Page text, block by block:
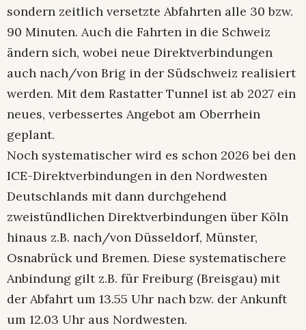
sondern zeitlich versetzte Abfahrten alle 30 bzw.
90 Minuten. Auch die Fahrten in die Schweiz
ändern sich, wobei neue Direkt­verbindungen
auch nach/von Brig in der Südschweiz realisiert
werden. Mit dem Rastatter Tunnel ist ab 2027 ein
neues, verbessertes Angebot am Oberrhein
geplant.
Noch systematischer wird es schon 2026 bei den
ICE-Direktverbindungen in den Nordwesten
Deutschlands mit dann durchgehend
zweistündlichen Direktverbindungen über Köln
hinaus z.B. nach/von Düsseldorf, Münster,
Osnabrück und Bremen. Diese systematischere
Anbindung gilt z.B. für Freiburg (Breisgau) mit
der Abfahrt um 13.55 Uhr nach bzw. der Ankunft
um 12.03 Uhr aus Nordwesten.